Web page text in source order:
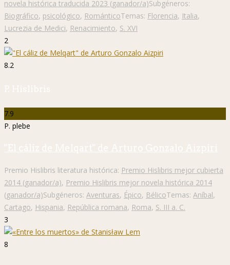
novela histórica traducida 2023 (ganador/a)Subgéneros:
Biográfico, psicológico, RománticoTemas: Florencia, Italia,
Lucrezia de Medici, Renacimiento, S. XVI
2
8.2
P. Hislibris
7.9
P. plebe
"El cáliz de Melqart" de Arturo Gonzalo Aizpiri
Premio Hislibris literatura histórica: Premio Hislibris mejor cubierta
2014 (ganador/a), Premio Hislibris mejor novela histórica 2014
(ganador/a)Subgéneros: Aventuras, Épico, BélicoTemas: Aníbal,
Cartago, Hispania, República romana, Roma, S. III a. C.
3
8